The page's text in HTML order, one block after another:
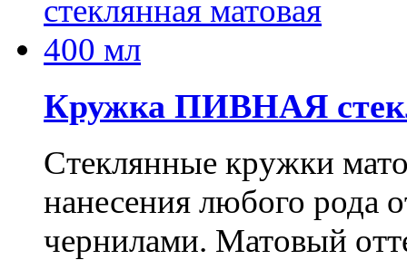
Кружка ПИВНАЯ
Стеклянные кружки
нанесения любого рода
чернилами. Матовый